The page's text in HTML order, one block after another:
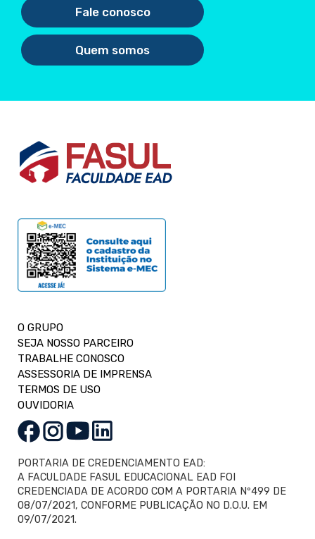
Fale conosco
Quem somos
O GRUPO
SEJA NOSSO PARCEIRO
TRABALHE CONOSCO
ASSESSORIA DE IMPRENSA
TERMOS DE USO
OUVIDORIA
PORTARIA DE CREDENCIAMENTO EAD:
A FACULDADE FASUL EDUCACIONAL EAD FOI
CREDENCIADA DE ACORDO COM A PORTARIA Nº499 DE
08/07/2021, CONFORME PUBLICAÇÃO NO D.O.U. EM
09/07/2021.